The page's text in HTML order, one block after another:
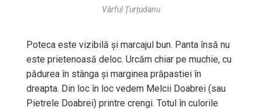
Vârful Țurțudanu
Poteca este vizibilă și marcajul bun. Panta însă nu
este prietenoasă deloc. Urcăm chiar pe muchie, cu
pădurea în stânga și marginea prăpastiei în
dreapta. Din loc în loc vedem Melcii Doabrei (sau
Pietrele Doabrei) printre crengi. Totul în culorile